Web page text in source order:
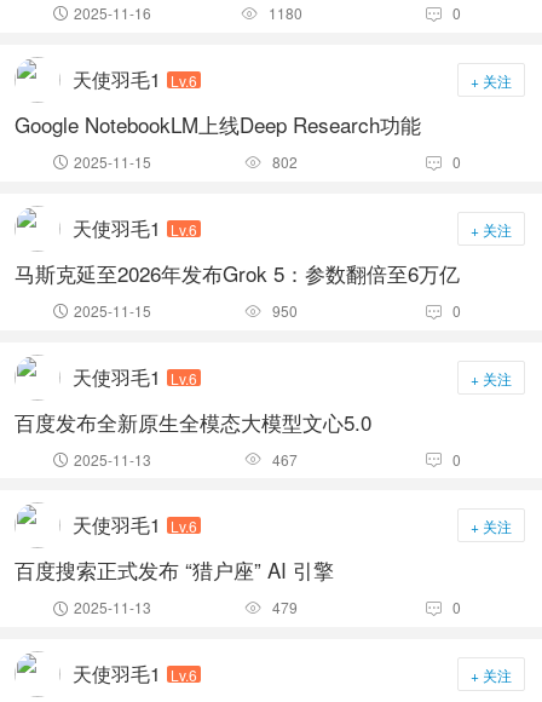
 2025-11-16  1180  0
天使羽毛1 Lv.6 + 关注
Google NotebookLM上线Deep Research功能
 2025-11-15  802  0
天使羽毛1 Lv.6 + 关注
马斯克延至2026年发布Grok 5：参数翻倍至6万亿
 2025-11-15  950  0
天使羽毛1 Lv.6 + 关注
百度发布全新原生全模态大模型文心5.0
 2025-11-13  467  0
天使羽毛1 Lv.6 + 关注
百度搜索正式发布 “猎户座” AI 引擎
 2025-11-13  479  0
天使羽毛1 Lv.6 + 关注